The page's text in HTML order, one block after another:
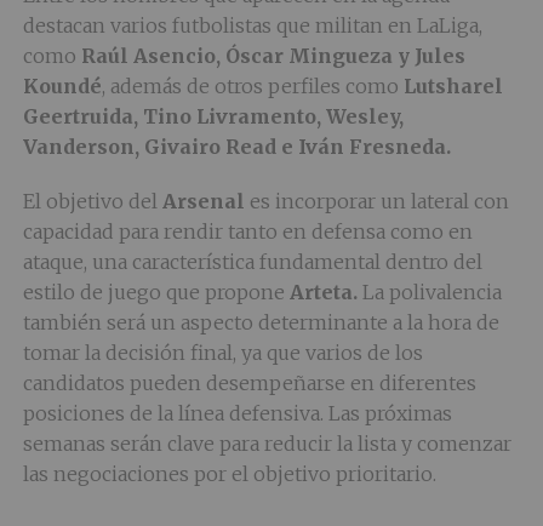
destacan varios futbolistas que militan en LaLiga,
como Raúl Asencio, Óscar Mingueza y Jules
Koundé, además de otros perfiles como Lutsharel
Geertruida, Tino Livramento, Wesley,
Vanderson, Givairo Read e Iván Fresneda.
El objetivo del Arsenal es incorporar un lateral con
capacidad para rendir tanto en defensa como en
ataque, una característica fundamental dentro del
estilo de juego que propone Arteta.La polivalencia
también será un aspecto determinante a la hora de
tomar la decisión final, ya que varios de los
candidatos pueden desempeñarse en diferentes
posiciones de la línea defensiva. Las próximas
semanas serán clave para reducir la lista y comenzar
las negociaciones por el objetivo prioritario.